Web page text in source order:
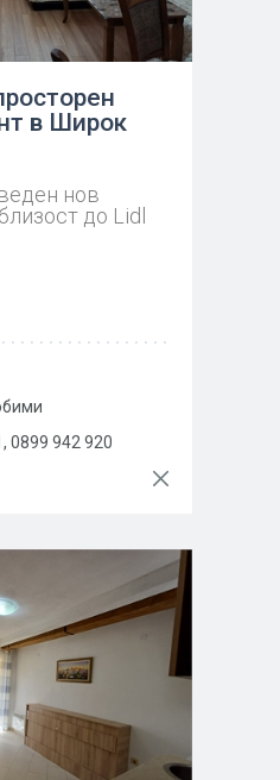
в Широк
нов
до Lidl
0899 942 920